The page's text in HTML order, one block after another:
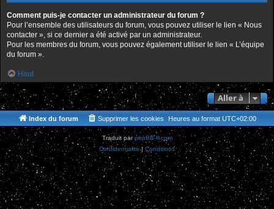
Comment puis-je contacter un administrateur du forum ?
Pour l’ensemble des utilisateurs du forum, vous pouvez utiliser le lien « Nous
contacter », si ce dernier a été activé par un administrateur.
Pour les membres du forum, vous pouvez également utiliser le lien « L’équipe
du forum ».
Haut
Aller à
Index du forum Heures au format UTC+02:00
Supprimer les cookies
Traduit parphpBB-fr.com
Confidentialité|Conditions